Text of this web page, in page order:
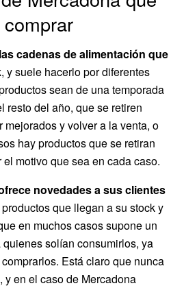
cadenas de alimentación que
, y suele hacerlo por diferentes
sean de una temporada
resto del año, que se retiren
mejorados y volver a la venta, o
hay productos que se retiran
motivo que sea en cada caso.
novedades a sus clientes
que llegan a su stock y
en muchos casos supone un
solían consumirlos, ya
Está claro que nunca
y en el caso de Mercadona